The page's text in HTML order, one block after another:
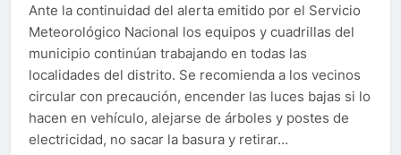
Ante la continuidad del alerta emitido por el Servicio
Meteorológico Nacional los equipos y cuadrillas del
municipio continúan trabajando en todas las
localidades del distrito. Se recomienda a los vecinos
circular con precaución, encender las luces bajas si lo
hacen en vehículo, alejarse de árboles y postes de
electricidad, no sacar la basura y retirar…